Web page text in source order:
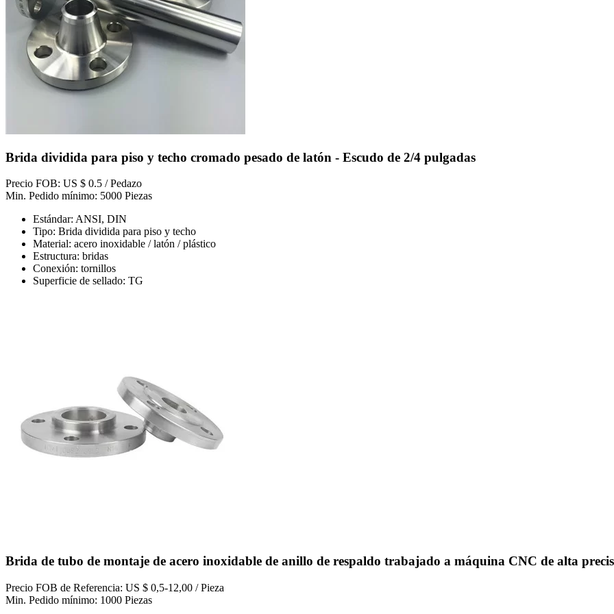
Brida dividida para piso y techo cromado pesado de latón - Escudo de 2/4 pulgadas
Precio FOB: US $ 0.5 / Pedazo
Min. Pedido mínimo: 5000 Piezas
Estándar: ANSI, DIN
Tipo: Brida dividida para piso y techo
Material: acero inoxidable / latón / plástico
Estructura: bridas
Conexión: tornillos
Superficie de sellado: TG
Brida de tubo de montaje de acero inoxidable de anillo de respaldo trabajado a máquina CNC de alta
Precio FOB de Referencia: US $ 0,5-12,00 / Pieza
Min. Pedido mínimo: 1000 Piezas